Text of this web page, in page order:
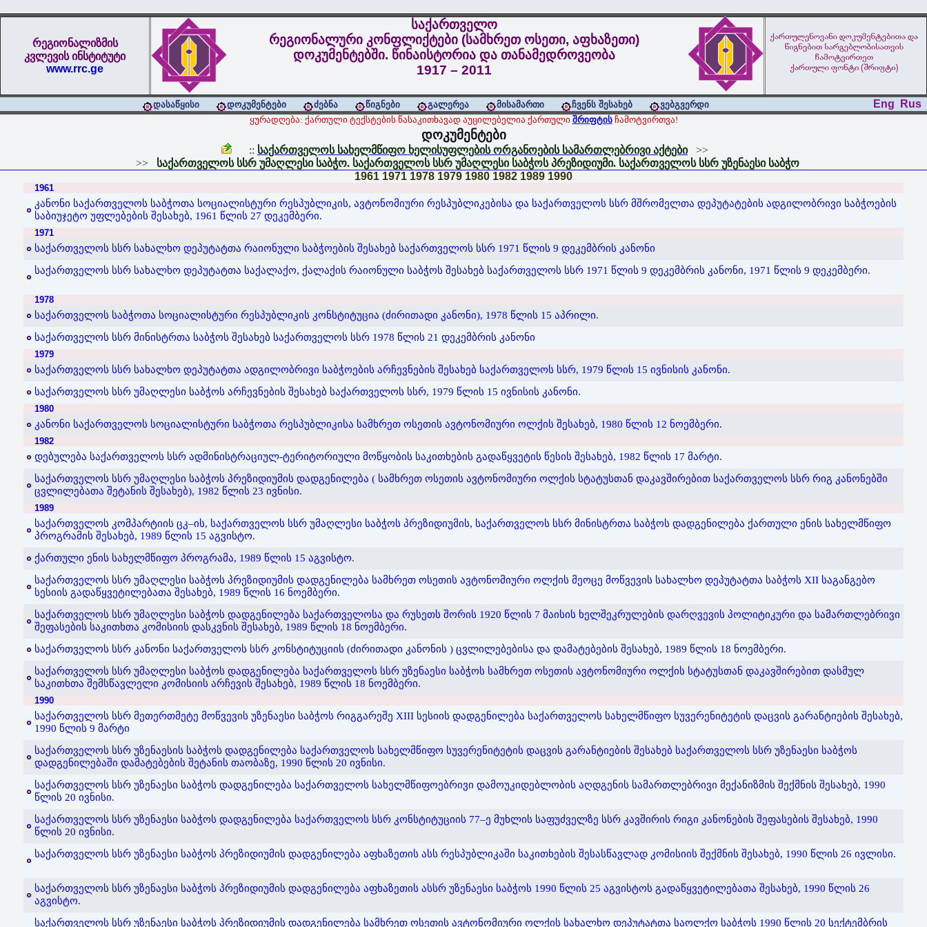
რეგიონალიზმის
კვლევის ინსტიტუტი
www.rrc.ge
საქართველო
რეგიონალური კონფლიქტები (სამხრეთ ოსეთი, აფხაზეთი)
დოკუმენტებში. წინაისტორია და თანამედროვეობა
1917 – 2011
დასაწყისი დოკუმენტები ძებნა წიგნები გალერეა მისამართი ჩვენს შესახებ ვებგვერდი Eng Rus
ყურადღება: ქართული ტექსტების წასაკითხავად აუცილებელია ქართული შრიფტისჩამოტვირთვა!
დოკუმენტები
:: საქართველოს სახელმწიფო ხელისუფლების ორგანოების სამართლებრივი აქტები>>
>> საქართველოს სსრ უმაღლესი საბჭო. საქართველოს სსრ უმაღლესი საბჭოს პრეზიდიუმი. საქართველოს სსრ უზენაესი საბჭო
1961 1971 1978 1979 1980 1982 1989 1990
1961
კანონი საქართველოს საბჭოთა სოციალისტური რესპუბლიკის, ავტონომიური რესპუბლიკებისა და საქართველოს სსრ მშრომელთა დეპუტატების ადგილობრივი საბჭოების
საბიუჯეტო უფლებების შესახებ, 1961 წლის 27 დეკემბერი.
1971
საქართველოს სსრ სახალხო დეპუტატთა რაიონული საბჭოების შესახებ საქართველოს სსრ 1971 წლის 9 დეკემბრის კანონი
საქართველოს სსრ სახალხო დეპუტატთა საქალაქო, ქალაქის რაიონული საბჭოს შესახებ საქართველოს სსრ 1971 წლის 9 დეკემბრის კანონი, 1971 წლის 9 დეკემბერი.
1978
საქართველოს საბჭოთა სოციალისტური რესპუბლიკის კონსტიტუცია (ძირითადი კანონი), 1978 წლის 15 აპრილი.
საქართველოს სსრ მინისტრთა საბჭოს შესახებ საქართველოს სსრ 1978 წლის 21 დეკემბრის კანონი
1979
საქართველოს სსრ სახალხო დეპუტატთა ადგილობრივი საბჭოების არჩევნების შესახებ საქართველოს სსრ, 1979 წლის 15 ივნისის კანონი.
საქართველოს სსრ უმაღლესი საბჭოს არჩევნების შესახებ საქართველოს სსრ, 1979 წლის 15 ივნისის კანონი.
1980
კანონი საქართველოს სოციალისტური საბჭოთა რესპუბლიკისა სამხრეთ ოსეთის ავტონომიური ოლქის შესახებ, 1980 წლის 12 ნოემბერი.
1982
დებულება საქართველოს სსრ ადმინისტრაციულ-ტერიტორიული მოწყობის საკითხების გადაწყვეტის წესის შესახებ, 1982 წლის 17 მარტი.
საქართველოს სსრ უმაღლესი საბჭოს პრეზიდიუმის დადგენილება ( სამხრეთ ოსეთის ავტონომიური ოლქის სტატუსთან დაკავშირებით საქართველოს სსრ რიგ კანონებში
ცვლილებათა შეტანის შესახებ), 1982 წლის 23 ივნისი.
1989
საქართველოს კომპარტიის ცკ–ის, საქართველოს სსრ უმაღლესი საბჭოს პრეზიდიუმის, საქართველოს სსრ მინისტრთა საბჭოს დადგენილება ქართული ენის სახელმწიფო
პროგრამის შესახებ, 1989 წლის 15 აგვისტო.
ქართული ენის სახელმწიფო პროგრამა, 1989 წლის 15 აგვისტო.
საქართველოს სსრ უმაღლესი საბჭოს პრეზიდიუმის დადგენილება სამხრეთ ოსეთის ავტონომიური ოლქის მეოცე მოწვევის სახალხო დეპუტატთა საბჭოს XII საგანგებო
სესიის გადაწყვეტილებათა შესახებ, 1989 წლის 16 ნოემბერი.
საქართველოს სსრ უმაღლესი საბჭოს დადგენილება საქართველოსა და რუსეთს შორის 1920 წლის 7 მაისის ხელშეკრულების დარღვევის პოლიტიკური და სამართლებრივი
შეფასების საკითხთა კომისიის დასკვნის შესახებ, 1989 წლის 18 ნოემბერი.
საქართველოს სსრ კანონი საქართველოს სსრ კონსტიტუციის (ძირითადი კანონის ) ცვლილებებისა და დამატებების შესახებ, 1989 წლის 18 ნოემბერი.
საქართველოს სსრ უმაღლესი საბჭოს დადგენილება საქართველოს სსრ უზენაესი საბჭოს სამხრეთ ოსეთის ავტონომიური ოლქის სტატუსთან დაკავშირებით დასმულ
საკითხთა შემსწავლელი კომისიის არჩევის შესახებ, 1989 წლის 18 ნოემბერი.
1990
საქართველოს სსრ მეთერთმეტე მოწვევის უზენაესი საბჭოს რიგგარეშე XIII სესიის დადგენილება საქართველოს სახელმწიფო სუვერენიტეტის დაცვის გარანტიების შესახებ,
1990 წლის 9 მარტი
საქართველოს სსრ უზენაესის საბჭოს დადგენილება საქართველოს სახელმწიფო სუვერენიტეტის დაცვის გარანტიების შესახებ საქართველოს სსრ უზენაესი საბჭოს
დადგენილებაში დამატებების შეტანის თაობაზე, 1990 წლის 20 ივნისი.
საქართველოს სსრ უზენაესი საბჭოს დადგენილება საქართველოს სახელმწიფოებრივი დამოუკიდებლობის აღდგენის სამართლებრივი მექანიზმის შექმნის შესახებ, 1990
წლის 20 ივნისი.
საქართველოს სსრ უზენაესი საბჭოს დადგენილება საქართველოს სსრ კონსტიტუციის 77–ე მუხლის საფუძველზე სსრ კავშირის რიგი კანონების შეფასების შესახებ, 1990
წლის 20 ივნისი.
საქართველოს სსრ უზენაესი საბჭოს პრეზიდიუმის დადგენილება აფხაზეთის ასს რესპუბლიკაში საკითხების შესასწავლად კომისიის შექმნის შესახებ, 1990 წლის 26 ივლისი.
საქართველოს სსრ უზენაესი საბჭოს პრეზიდიუმის დადგენილება აფხაზეთის ასსრ უზენაესი საბჭოს 1990 წლის 25 აგვისტოს გადაწყვეტილებათა შესახებ, 1990 წლის 26
აგვისტო.
საქართველოს სსრ უზენაესი საბჭოს პრეზიდიუმის დადგენილება სამხრეთ ოსეთის ავტონომიური ოლქის სახალხო დეპუტატთა საოლქო საბჭოს 1990 წლის 20 სექტემბრის